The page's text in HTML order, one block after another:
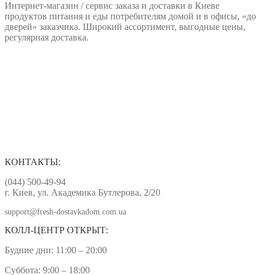
Интернет-магазин / сервис заказа и доставки в Киеве
продуктов питания и еды потребителям домой и в офисы, «до
дверей» заказчика. Широкий ассортимент, выгодные цены,
регулярная доставка.
КОНТАКТЫ:
(044) 500-49-94
г. Киев, ул. Академика Бутлерова, 2/20
support@fresh-dostavkadom.com.ua
КОЛЛ-ЦЕНТР ОТКРЫТ:
Будние дни: 11:00 – 20:00
Суббота: 9:00 – 18:00